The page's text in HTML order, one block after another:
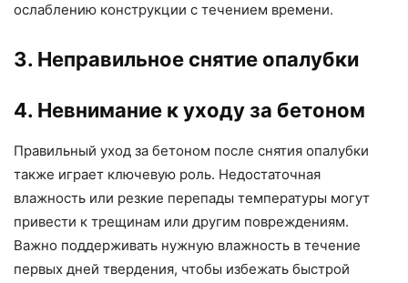
ослаблению конструкции с течением времени.
3. Неправильное снятие опалубки
4. Невнимание к уходу за бетоном
Правильный уход за бетоном после снятия опалубки
также играет ключевую роль. Недостаточная
влажность или резкие перепады температуры могут
привести к трещинам или другим повреждениям.
Важно поддерживать нужную влажность в течение
первых дней твердения, чтобы избежать быстрой